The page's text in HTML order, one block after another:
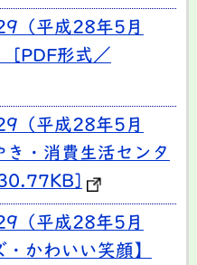
（平成28年5月
[PDF形式／
（平成28年5月
・消費生活センタ
（平成28年5月
かわいい笑顔】